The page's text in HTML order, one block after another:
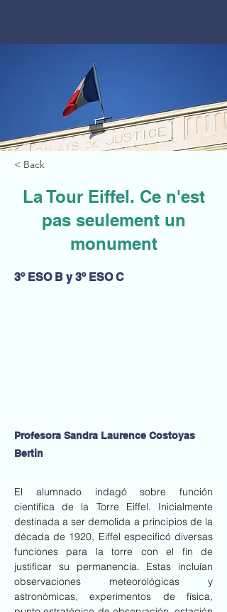
< Back
La Tour Eiffel. Ce n'est
pas seulement un
monument
3º ESO B y 3º ESO C
Profesora Sandra Laurence Costoyas
Bertin
El alumnado indagó sobre función
científica de la Torre Eiffel. Inicialmente
destinada a ser demolida a principios de la
década de 1920, Eiffel especificó diversas
funciones para la torre con el fin de
justificar su permanencia. Estas incluían
observaciones meteorológicas y
astronómicas, experimentos de física,